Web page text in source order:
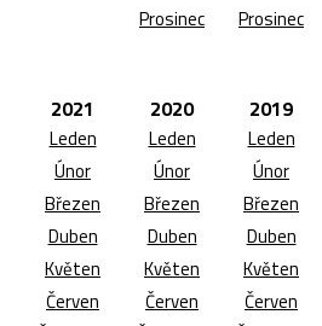
Prosinec
Prosinec
2021
Leden
Únor
Březen
Duben
Květen
Červen
2020
Leden
Únor
Březen
Duben
Květen
Červen
2019
Leden
Únor
Březen
Duben
Květen
Červen